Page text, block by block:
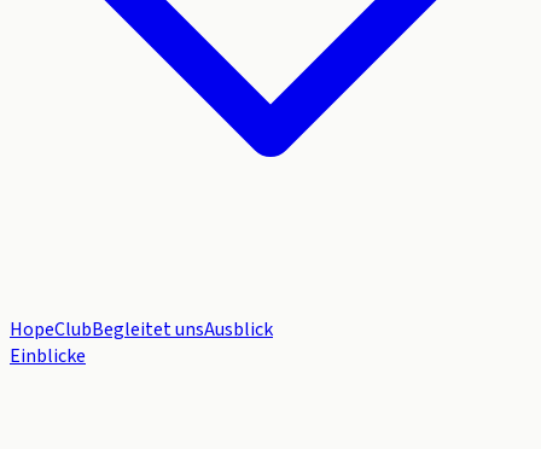
HopeClubBegleitet unsAusblick
Einblicke